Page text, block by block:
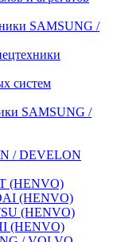
SAMSUNG /
систем
SAMSUNG /
/ DEVELON
(HENVO)
(HENVO)
(HENVO)
(HENVO)